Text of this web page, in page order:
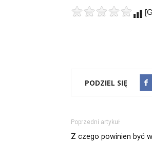
PODZIEL SIĘ
Poprzedni artykuł
Z czego powinien być